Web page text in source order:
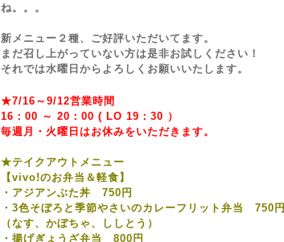
ね。。。
新メニュー２種、ご好評いただいてます。
まだ召し上がっていない方は是非お試しください！
それでは水曜日からよろしくお願いいたします。
★7/16～9/12営業時間
16：00 ～ 20：00 ( LO 19：30 ）
毎週月・火曜日はお休みをいただきます。
★テイクアウトメニュー
【vivo!のお弁当＆軽食】
・アジアンぶた丼 750円
・3色そぼろと季節やさいのカレーフリット弁当 750円
（なす、かぼちゃ、ししとう）
・揚げぎょうざ弁当 800円